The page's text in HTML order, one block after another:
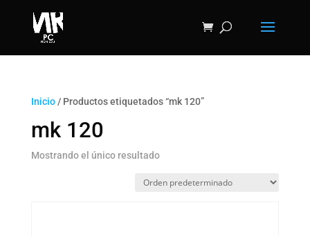
Inicio/ Productos etiquetados “mk 120”
mk 120
Mostrando el único resultado